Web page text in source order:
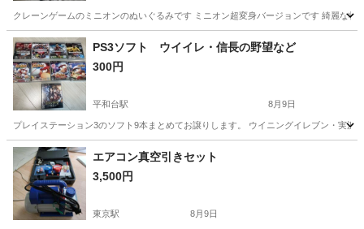
クレーンゲームのミニオンのぬいぐるみです ミニオン超変身バージョンです 綺麗な
東京 墨田区 とうきょうスカイツリー駅 おもちゃ
PS3ソフト ウイイレ・信長の野望など
300円
平和台駅 8月9日
プレイステーション3のソフト9本まとめてお譲りします。 ウイニングイレブン・実
東京 練馬区 テレビゲーム
エアコン真空引きセット
3,500円
東京駅 8月9日